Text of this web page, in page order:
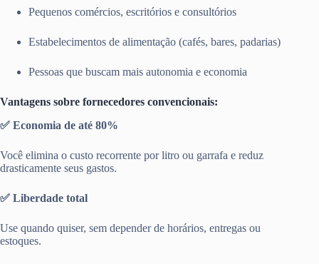
Pequenos comércios, escritórios e consultórios
Estabelecimentos de alimentação (cafés, bares, padarias)
Pessoas que buscam mais autonomia e economia
Vantagens sobre fornecedores convencionais:
✅ Economia de até 80%
Você elimina o custo recorrente por litro ou garrafa e reduz
drasticamente seus gastos.
✅ Liberdade total
Use quando quiser, sem depender de horários, entregas ou
estoques.